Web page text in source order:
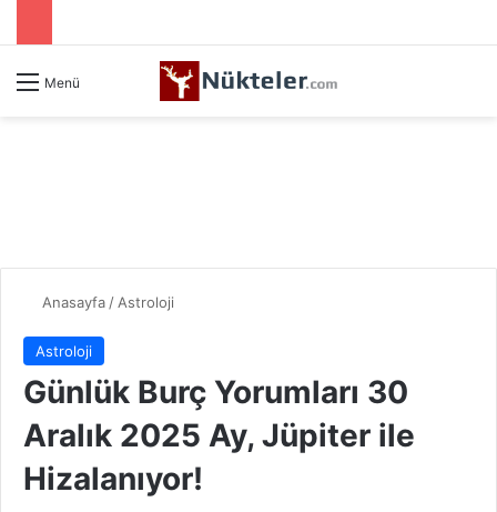
Menü
Anasayfa / Astroloji
Astroloji
Günlük Burç Yorumları 30
Aralık 2025 Ay, Jüpiter ile
Hizalanıyor!